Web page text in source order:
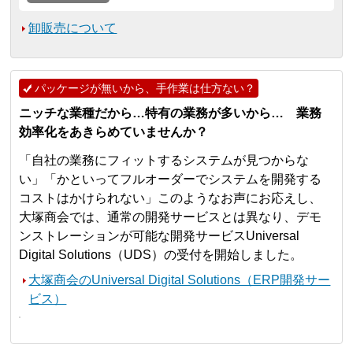
卸販売について
パッケージが無いから、手作業は仕方ない？
ニッチな業種だから…特有の業務が多いから… 業務
効率化をあきらめていませんか？
「自社の業務にフィットするシステムが見つからな
い」「かといってフルオーダーでシステムを開発する
コストはかけられない」このようなお声にお応えし、
大塚商会では、通常の開発サービスとは異なり、デモ
ンストレーションが可能な開発サービスUniversal
Digital Solutions（UDS）の受付を開始しました。
大塚商会のUniversal Digital Solutions（ERP開発サー
ビス）